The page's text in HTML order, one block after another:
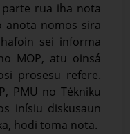
parte rua iha nota
anota nomos sira
sei informa
MOP, atu oinsá
prosesu refere.
PMU no Tékniku
inísiu diskusaun
hodi toma nota.